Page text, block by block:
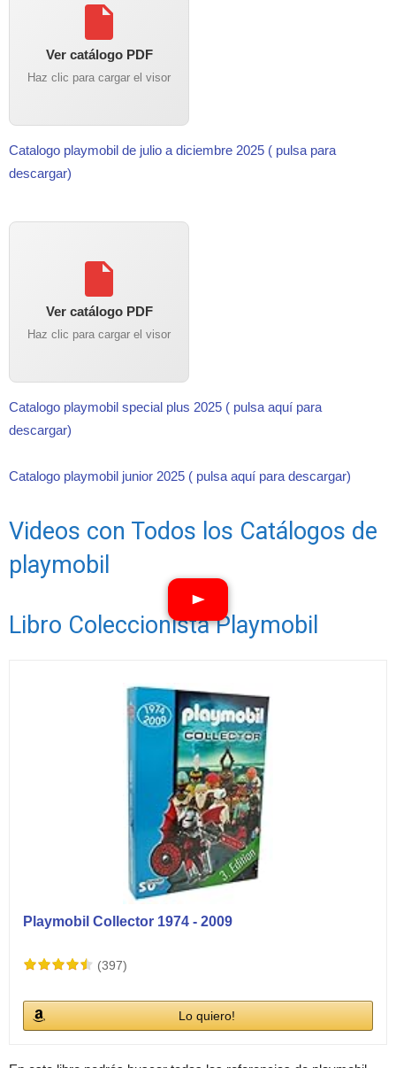
Ver catálogo PDF
Haz clic para cargar el visor
Catalogo playmobil de julio a diciembre 2025 ( pulsa para
descargar)
Ver catálogo PDF
Haz clic para cargar el visor
Catalogo playmobil special plus 2025 ( pulsa aquí para
descargar)
Catalogo playmobil junior 2025 ( pulsa aquí para descargar)
Videos con Todos los Catálogos de
playmobil
Libro Coleccionista Playmobil
Playmobil Collector 1974 - 2009
(397)
Lo quiero!